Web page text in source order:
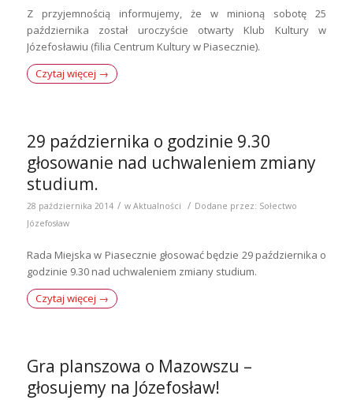
Z przyjemnością informujemy, że w minioną sobotę 25
października został uroczyście otwarty Klub Kultury w
Józefosławiu (filia Centrum Kultury w Piasecznie).
Czytaj więcej →
29 października o godzinie 9.30
głosowanie nad uchwaleniem zmiany
studium.
28 października 2014 / w Aktualności / Dodane przez: Sołectwo
Józefosław
Rada Miejska w Piasecznie głosować będzie 29 października o
godzinie 9.30 nad uchwaleniem zmiany studium.
Czytaj więcej →
Gra planszowa o Mazowszu –
głosujemy na Józefosław!